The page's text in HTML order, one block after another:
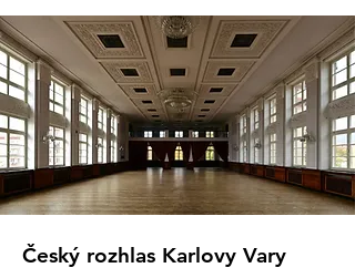
Český rozhlas Karlovy Vary